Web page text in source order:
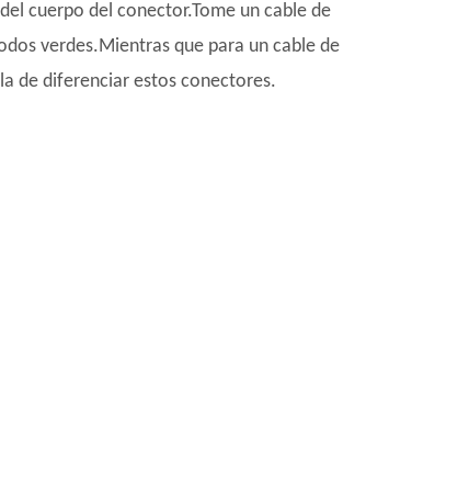
cuerpo del conector.Tome un cable de
verdes.Mientras que para un cable de
de diferenciar estos conectores.